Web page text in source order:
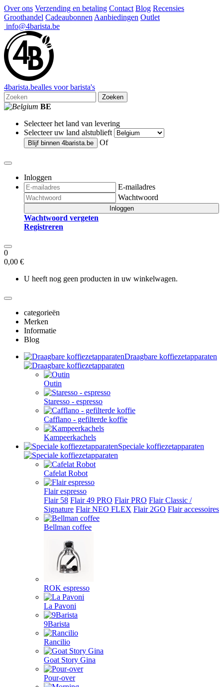
Over ons Verzending en betaling Contact Blog Recensies
Groothandel Cadeaubonnen Aanbiedingen Outlet
info@4barista.be
4barista.bealles voor barista's
Zoeken
BE
Selecteer het land van levering
Selecteer uw land alstublieft
Blijf binnen 4barista.be Of
Inloggen
E-mailadres
Wachtwoord
Inloggen
Wachtwoord vergeten
Registreren
0
0,00 €
U heeft nog geen producten in uw winkelwagen.
categorieën
Merken
Informatie
Blog
Draagbare koffiezetapparaten
Outin
Staresso - espresso
Cafflano - gefilterde koffie
Kampeerkachels
Speciale koffiezetapparaten
Cafelat Robot
Flair espresso
Flair 58 Flair 49 PRO Flair PRO Flair Classic /
Signature Flair NEO FLEX Flair 2GO Flair accessoires
Bellman coffee
ROK espresso
La Pavoni
9Barista
Rancilio
Goat Story Gina
Pour-over